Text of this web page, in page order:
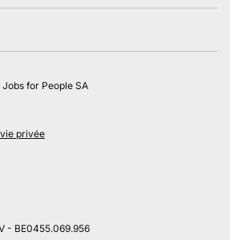
for People SA
privée
- BE0455.069.956